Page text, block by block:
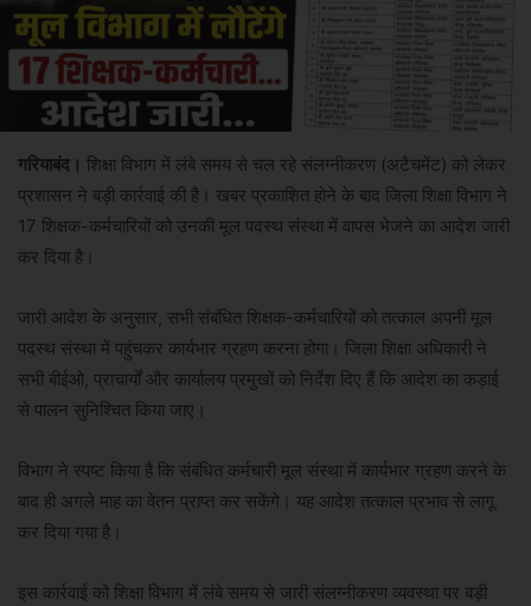
गरियाबंद। शिक्षा विभाग में लंबे समय से चल रहे संलग्नीकरण (अटैचमेंट) को लेकर
प्रशासन ने बड़ी कार्रवाई की है। खबर प्रकाशित होने के बाद जिला शिक्षा विभाग ने
17 शिक्षक-कर्मचारियों को उनकी मूल पदस्थ संस्था में वापस भेजने का आदेश जारी
कर दिया है।
जारी आदेश के अनुसार, सभी संबंधित शिक्षक-कर्मचारियों को तत्काल अपनी मूल
पदस्थ संस्था में पहुंचकर कार्यभार ग्रहण करना होगा। जिला शिक्षा अधिकारी ने
सभी बीईओ, प्राचार्यों और कार्यालय प्रमुखों को निर्देश दिए हैं कि आदेश का कड़ाई
से पालन सुनिश्चित किया जाए।
विभाग ने स्पष्ट किया है कि संबंधित कर्मचारी मूल संस्था में कार्यभार ग्रहण करने के
बाद ही अगले माह का वेतन प्राप्त कर सकेंगे। यह आदेश तत्काल प्रभाव से लागू
कर दिया गया है।
इस कार्रवाई को शिक्षा विभाग में लंबे समय से जारी संलग्नीकरण व्यवस्था पर बड़ी